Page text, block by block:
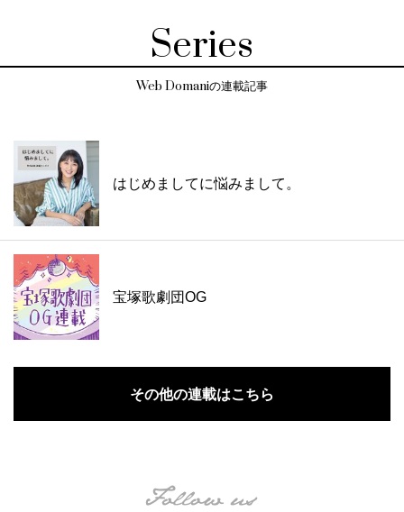
Series
Web Domaniの連載記事
はじめましてに悩みまして。
宝塚歌劇団OG
その他の連載はこちら